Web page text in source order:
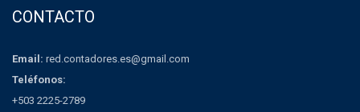
CONTACTO
Email: red.contadores.es@gmail.com
Teléfonos:
+503 2225-2789